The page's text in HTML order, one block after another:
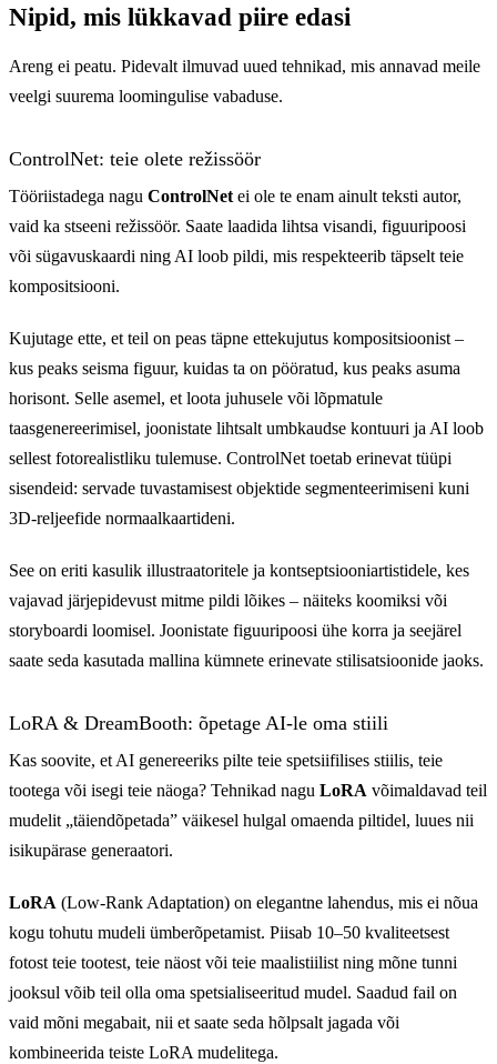
Nipid, mis lükkavad piire edasi
Areng ei peatu. Pidevalt ilmuvad uued tehnikad, mis annavad meile
veelgi suurema loomingulise vabaduse.
ControlNet: teie olete režissöör
Tööriistadega nagu ControlNet ei ole te enam ainult teksti autor,
vaid ka stseeni režissöör. Saate laadida lihtsa visandi, figuuripoosi
või sügavuskaardi ning AI loob pildi, mis respekteerib täpselt teie
kompositsiooni.
Kujutage ette, et teil on peas täpne ettekujutus kompositsioonist –
kus peaks seisma figuur, kuidas ta on pööratud, kus peaks asuma
horisont. Selle asemel, et loota juhusele või lõpmatule
taasgenereerimisel, joonistate lihtsalt umbkaudse kontuuri ja AI loob
sellest fotorealistliku tulemuse. ControlNet toetab erinevat tüüpi
sisendeid: servade tuvastamisest objektide segmenteerimiseni kuni
3D-reljeefide normaalkaartideni.
See on eriti kasulik illustraatoritele ja kontseptsiooniartistidele, kes
vajavad järjepidevust mitme pildi lõikes – näiteks koomiksi või
storyboardi loomisel. Joonistate figuuripoosi ühe korra ja seejärel
saate seda kasutada mallina kümnete erinevate stilisatsioonide jaoks.
LoRA & DreamBooth: õpetage AI-le oma stiili
Kas soovite, et AI genereeriks pilte teie spetsiifilises stiilis, teie
tootega või isegi teie näoga? Tehnikad nagu LoRA võimaldavad teil
mudelit „täiendõpetada” väikesel hulgal omaenda piltidel, luues nii
isikupärase generaatori.
LoRA (Low-Rank Adaptation) on elegantne lahendus, mis ei nõua
kogu tohutu mudeli ümberõpetamist. Piisab 10–50 kvaliteetsest
fotost teie tootest, teie näost või teie maalistiilist ning mõne tunni
jooksul võib teil olla oma spetsialiseeritud mudel. Saadud fail on
vaid mõni megabait, nii et saate seda hõlpsalt jagada või
kombineerida teiste LoRA mudelitega.